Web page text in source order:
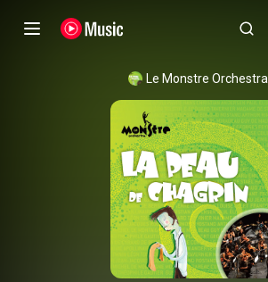
Le Monstre Orchestra